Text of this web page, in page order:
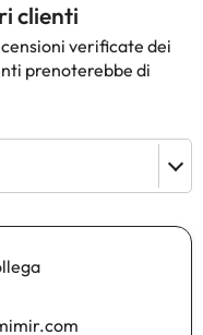
clienti
verificate dei
prenoterebbe di